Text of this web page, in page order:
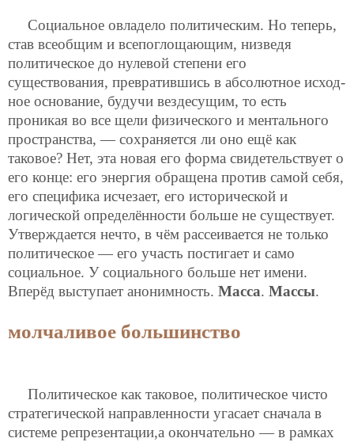
Социальное овладело политическим. Но теперь,
став всеобщим и всепоглощающим, низведя
политическое до нулевой степени его
существования, превратившись в абсолютное исход-
ное основание, будучи вездесущим, то есть
проникая во все щели физического и ментального
пространства, — сохраняется ли оно ещё как
таковое? Нет, эта новая его форма свидетельствует о
его конце: его энергия обращена против самой себя,
его специфика исчезает, его исторической и
логической определённости больше не существует.
Утверждается нечто, в чём рассеивается не только
политическое — его участь постигает и само
социальное. У социального больше нет имени.
Вперёд выступает анонимность. Масса. Массы.
молчаливое большинство
Политическое как таковое, политическое чисто
стратегической направленности угасает сначала в
системе репрезентации,а окончательно — в рамках